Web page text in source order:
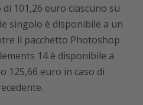
101,26 euro ciascuno su
singolo è disponibile a un
il pacchetto Photoshop
14 è disponibile a
125,66 euro in caso di